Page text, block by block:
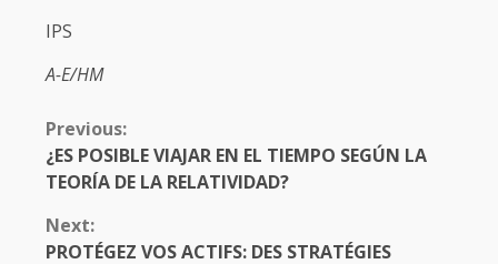
IPS
A-E/HM
CONTINUE
READING
Previous:
¿ES POSIBLE VIAJAR EN EL TIEMPO SEGÚN LA
TEORÍA DE LA RELATIVIDAD?
Next:
PROTÉGEZ VOS ACTIFS: DES STRATÉGIES